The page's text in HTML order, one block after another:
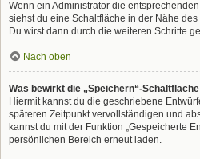
Wenn ein Administrator die
siehst du eine Schaltfläche in der Nähe
Du wirst dann durch die weiteren Schritte
Nach oben
Was bewirkt die „Speichern“-
Hiermit kannst du die geschriebene
späteren Zeitpunkt vervollständigen und
kannst du mit der Funktion „Gespeicherte
persönlichen Bereich erneut laden.